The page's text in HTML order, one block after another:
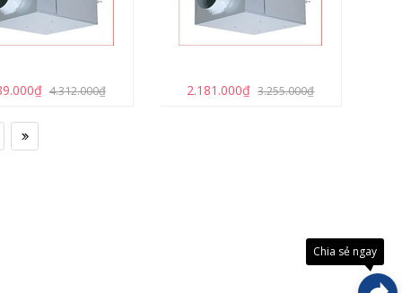
4.312.000₫ 2.181.000₫ 3.255.000₫
trải
phát
triển
Chia sẻ ngay